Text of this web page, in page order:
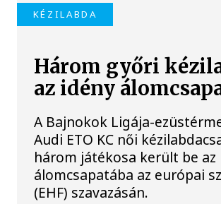
KÉZILABDA
Három győri
az idény
A Bajnokok Ligája-
Audi ETO KC női
három játékosa került be az
álomcsapatába az európai
(EHF) szavazásán.